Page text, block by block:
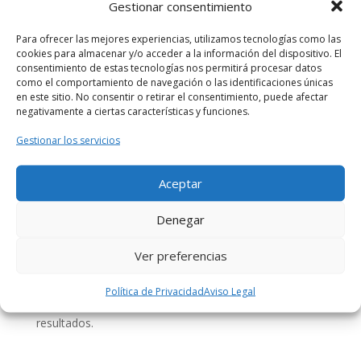
Gestionar consentimiento
Para ofrecer las mejores experiencias, utilizamos tecnologías como las
cookies para almacenar y/o acceder a la información del dispositivo. El
consentimiento de estas tecnologías nos permitirá procesar datos
como el comportamiento de navegación o las identificaciones únicas
en este sitio. No consentir o retirar el consentimiento, puede afectar
negativamente a ciertas características y funciones.
Gestionar los servicios
Aceptar
Denegar
Ver preferencias
Política de PrivacidadAviso Legal
#YoMeQuedoEnCasa
Comentarios recientes
TED, TEDxValencia y TEDxAdventures |
CoworkingValenciaenCURSO 5 STARS LEADERSHIP –
DESATATUPOTENCIAL – COWORKINGVALENCIA
TEDxValencia | CoworkingValencia
Segunda conferencia ley custodia compartida en
valencia | Abogado AmigoenLA CUSTODIA
creación de emails y análisis de resultados.
Beatriz Cañizares FlorentinoenTALLER DE EMAIL
resultados.